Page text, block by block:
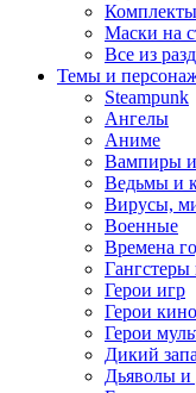
Маски на
Все из
Темы и
Steampunk
Ангелы
Аниме
Вампиры
Ведьмы и
Вирусы,
Военные
Времена
Гангстеры
Герои игр
Герои
Герои
Дикий
Дьяволы